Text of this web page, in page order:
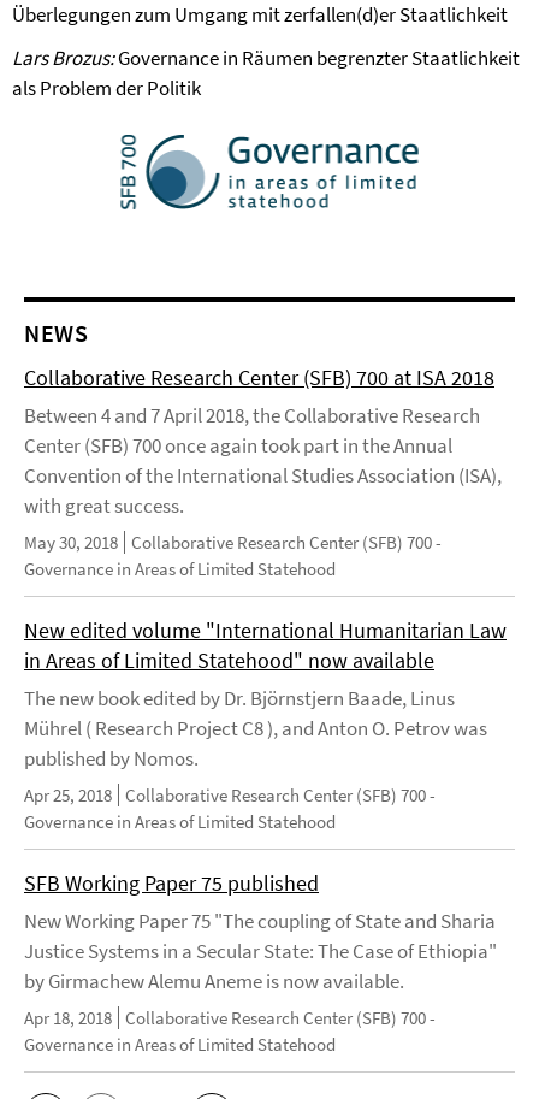
Überlegungen zum Umgang mit zerfallen(d)er Staatlichkeit
Lars Brozus:Governance in Räumen begrenzter Staatlichkeit
als Problem der Politik
NEWS
Collaborative Research Center (SFB) 700 at ISA 2018
Between 4 and 7 April 2018, the Collaborative Research
Center (SFB) 700 once again took part in the Annual
Convention of the International Studies Association (ISA),
with great success.
May 30, 2018 Collaborative Research Center (SFB) 700 -
Governance in Areas of Limited Statehood
New edited volume "International Humanitarian Law
in Areas of Limited Statehood" now available
The new book edited by Dr. Björnstjern Baade, Linus
Mührel ( Research Project C8 ), and Anton O. Petrov was
published by Nomos.
Apr 25, 2018 Collaborative Research Center (SFB) 700 -
Governance in Areas of Limited Statehood
SFB Working Paper 75 published
New Working Paper 75 "The coupling of State and Sharia
Justice Systems in a Secular State: The Case of Ethiopia"
by Girmachew Alemu Aneme is now available.
Apr 18, 2018 Collaborative Research Center (SFB) 700 -
Governance in Areas of Limited Statehood